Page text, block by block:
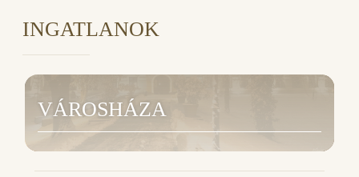
INGATLANOK
VÁROSHÁZA